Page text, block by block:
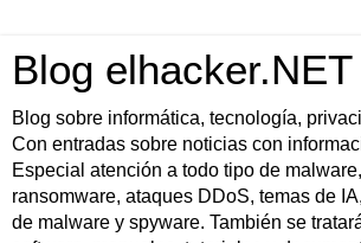
Blog elhacker.NET
Blog sobre informática, tecnología,
Con entradas sobre noticias con
Especial atención a todo tipo de
ransomware, ataques DDoS, temas de
de malware y spyware. También se